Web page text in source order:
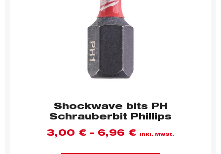
Shockwave bits PH
Schrauberbit Phillips
3,00 € – 6,96 € inkl. MwSt.